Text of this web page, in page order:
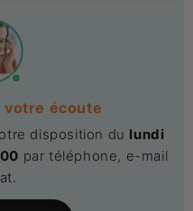
votre écoute
disposition du lundi
par téléphone, e-mail